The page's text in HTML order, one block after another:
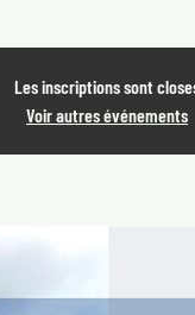
Les inscriptions sont
Voir autres événements